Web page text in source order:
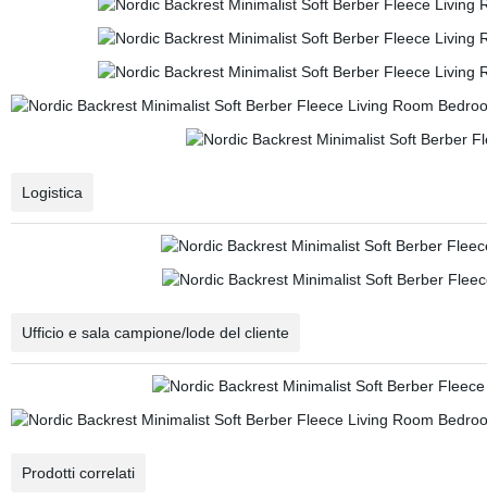
Logistica
Ufficio e sala campione/lode del cliente
Prodotti correlati